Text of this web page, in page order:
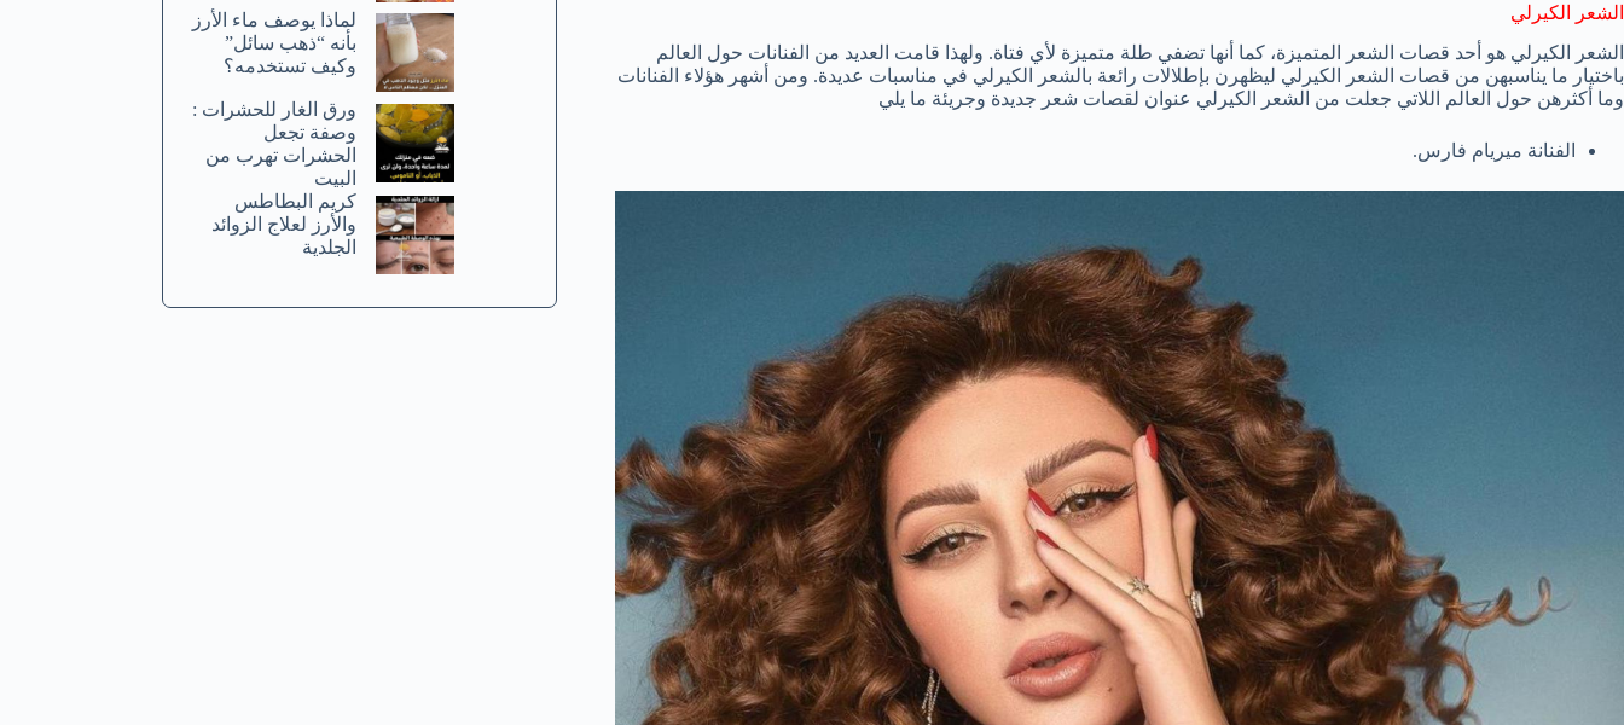
الشعر الكيرلي
الشعر الكيرلي هو أحد قصات الشعر المتميزة، كما أنها تضفي طلة متميزة لأي فتاة. ولهذا قامت العديد من الفنانات حول العالم
باختيار ما يناسبهن من قصات الشعر الكيرلي ليظهرن بإطلالات رائعة بالشعر الكيرلي في مناسبات عديدة. ومن أشهر هؤلاء الفنانات
وما أكثرهن حول العالم اللاتي جعلت من الشعر الكيرلي عنوان لقصات شعر جديدة وجريئة ما يلي
الفنانة ميريام فارس.
لماذا يوصف ماء الأرز
بأنه “ذهب سائل”
وكيف تستخدمه؟
ورق الغار للحشرات :
وصفة تجعل
الحشرات تهرب من
البيت
كريم البطاطس
والأرز لعلاج الزوائد
الجلدية